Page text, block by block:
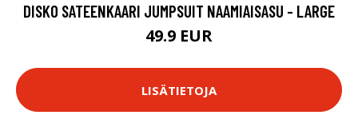
DISKO SATEENKAARI JUMPSUIT NAAMIAISASU - LARGE
49.9 EUR
LISÄTIETOJA